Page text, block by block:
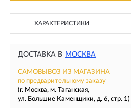
ХАРАКТЕРИСТИКИ
ДОСТАВКА В МОСКВА
САМОВЫВОЗ ИЗ МАГАЗИНА
по предварительному заказу
(г. Москва, м. Таганская,
ул. Большие Каменщики, д. 6, стр. 1)